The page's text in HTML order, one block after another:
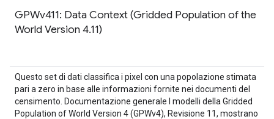
GPWv411: Data Context (Gridded Population of the
World Version 4.11)
Questo set di dati classifica i pixel con una popolazione stimata
pari a zero in base alle informazioni fornite nei documenti del
censimento. Documentazione generale I modelli della Gridded
Population of World Version 4 (GPWv4), Revisione 11, mostrano